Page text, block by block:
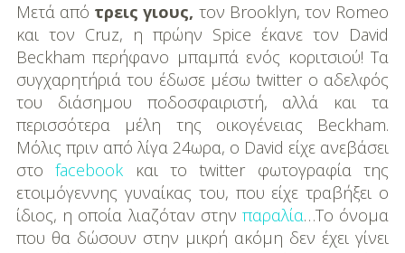
Μετά από τρεις γιους, τον Brooklyn, τον Romeo
και τον Cruz, η πρώην Spice έκανε τον David
Beckham περήφανο μπαμπά ενός κοριτσιού! Τα
συγχαρητήριά του έδωσε μέσω twitter ο αδελφός
του διάσημου ποδοσφαιριστή, αλλά και τα
περισσότερα μέλη της οικογένειας Beckham.
Μόλις πριν από λίγα 24ωρα, ο David είχε ανεβάσει
στοfacebook και το twitter φωτογραφία της
ετοιμόγεννης γυναίκας του, που είχε τραβήξει ο
ίδιος, η οποία λιαζόταν στην παραλία…Το όνομα
που θα δώσουν στην μικρή ακόμη δεν έχει γίνει